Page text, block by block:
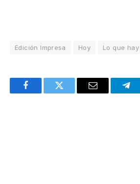
Edición Impresa Hoy Lo que
FacebookTwitter Email